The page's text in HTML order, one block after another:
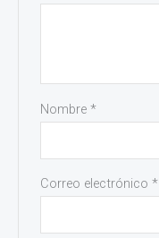
Nombre*
Correo electrónico*